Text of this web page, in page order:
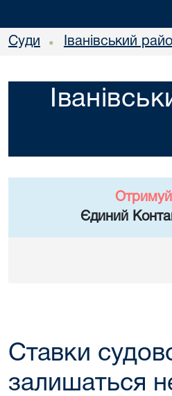
Суди • Іванівський
Єдиний
Ставки
залишаться